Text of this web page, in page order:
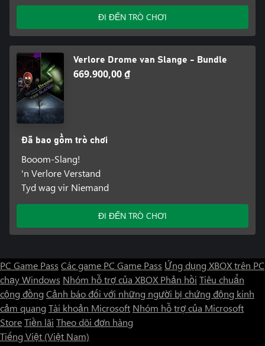
ĐI ĐẾN TRÒ CHƠI
Verlore Drome van Slange - Bundle
669.900,00 ₫
Đã bao gồm trò chơi
Booom-Slang!
'n Verlore Verstand
Tyd wag vir Niemand
ĐI ĐẾN TRÒ CHƠI
PC Game Pass Các game PC Game Pass Ứng dụng XBOX trên PC
chạy Windows Nhóm hỗ trợ của XBOX Phản hồi Tiêu chuẩn
cộng đồng Cảnh báo đối với những người bị chứng động kinh
cảm quang Tài khoản Microsoft Nhóm hỗ trợ của Microsoft
StoreTiền lãi Theo dõi đơn hàng
Tiếng Việt (Việt Nam)